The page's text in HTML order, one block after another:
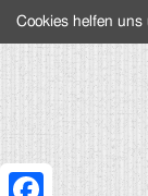
Cookies helfen